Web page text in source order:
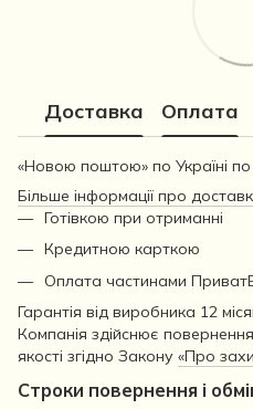
Доставка Оплата
«Новою поштою» по Україні
Більше інформації про
Готівкою при отриманні
Кредитною карткою
Оплата частинами
Гарантія від виробника 12
Компанія здійснює
якості згідно Закону «Про
Строки повернення і